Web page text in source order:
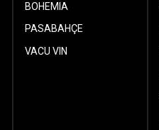
BOHEMIA
PASABAHÇE
VACU VIN